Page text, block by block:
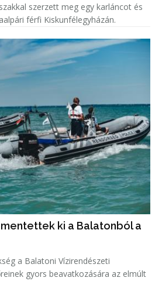
szerzett meg egy karláncot és
férfi Kiskunfélegyházán.
ki a Balatonból a
a Balatoni Vízirendészeti
gyors beavatkozására az elmúlt